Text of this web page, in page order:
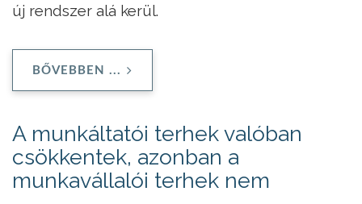
új rendszer alá kerül.
BŐVEBBEN ...
A munkáltatói terhek valóban
csökkentek, azonban a
munkavállalói terhek nem